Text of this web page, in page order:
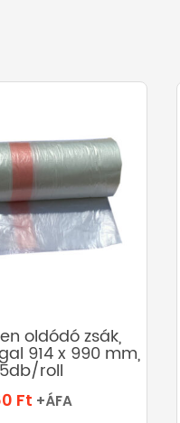
oldódó zsák,
914 x 990 mm,
roll
Ft +ÁFA